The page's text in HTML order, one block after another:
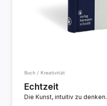
Buch / Kreativität
Echtzeit
Die Kunst, intuitiv zu denken.